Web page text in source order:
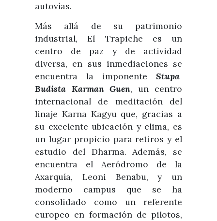
autovías.
Más allá de su patrimonio
industrial, El Trapiche es un
centro de paz y de actividad
diversa, en sus inmediaciones se
encuentra la imponente Stupa
Budista Karman Guen, un centro
internacional de meditación del
linaje Karna Kagyu que, gracias a
su excelente ubicación y clima, es
un lugar propicio para retiros y el
estudio del Dharma. Además, se
encuentra el Aeródromo de la
Axarquía, Leoni Benabu, y un
moderno campus que se ha
consolidado como un referente
europeo en formación de pilotos,